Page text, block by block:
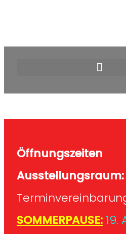
Öffnungszeiten
Ausstellungsraum:
SOMMERPAUSE:19.